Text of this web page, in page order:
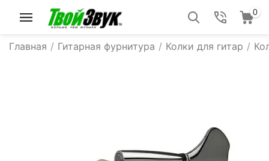
0
Главная / Гитарная фурнитура / Колки для гитар /